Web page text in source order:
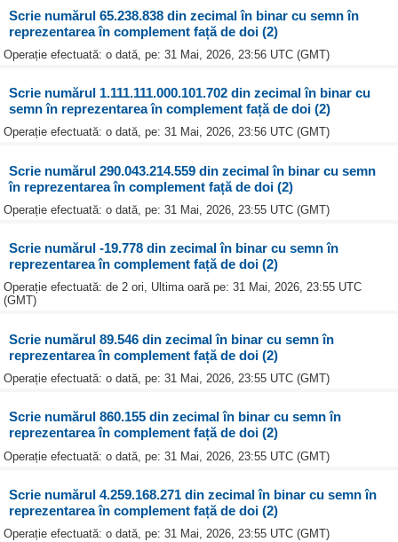
Scrie numărul 65.238.838 din zecimal în binar cu semn în
reprezentarea în complement față de doi (2)
Operație efectuată: o dată, pe: 31 Mai, 2026, 23:56 UTC (GMT)
Scrie numărul 1.111.111.000.101.702 din zecimal în binar cu
semn în reprezentarea în complement față de doi (2)
Operație efectuată: o dată, pe: 31 Mai, 2026, 23:56 UTC (GMT)
Scrie numărul 290.043.214.559 din zecimal în binar cu semn
în reprezentarea în complement față de doi (2)
Operație efectuată: o dată, pe: 31 Mai, 2026, 23:55 UTC (GMT)
Scrie numărul -19.778 din zecimal în binar cu semn în
reprezentarea în complement față de doi (2)
Operație efectuată: de 2 ori, Ultima oară pe: 31 Mai, 2026, 23:55 UTC
(GMT)
Scrie numărul 89.546 din zecimal în binar cu semn în
reprezentarea în complement față de doi (2)
Operație efectuată: o dată, pe: 31 Mai, 2026, 23:55 UTC (GMT)
Scrie numărul 860.155 din zecimal în binar cu semn în
reprezentarea în complement față de doi (2)
Operație efectuată: o dată, pe: 31 Mai, 2026, 23:55 UTC (GMT)
Scrie numărul 4.259.168.271 din zecimal în binar cu semn în
reprezentarea în complement față de doi (2)
Operație efectuată: o dată, pe: 31 Mai, 2026, 23:55 UTC (GMT)